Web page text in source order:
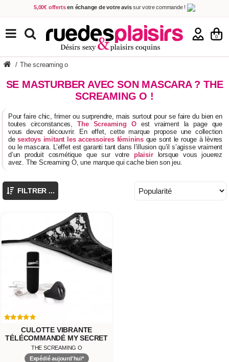
5,00€ offerts en échange de votre avissur votre commande !
Achetez aujourd'hui. Décidez quand payer !
Livraison en 48h
au prix de 2,90 € ! (Offerte dès 69,00€ d'achat)
0
TOUS NOS PRODUITS
/ The screaming o
SE MASTURBER AVEC SON MASCARA ? THE
SCREAMING O !
Pour faire chic, frimer ou surprendre, mais surtout pour se faire du bien en
toutes circonstances,The Screaming Oest vraiment la page que
vous devez découvrir. En effet, cette marque propose une collection
desextoys imitant les accessoires fémininsque sont le rouge à lèvres
ou le mascara. L’effet est garanti tant dans l’illusion qu’il s’agisse vraiment
d’un produit cosmétique que sur votre plaisirlorsque vous jouerez
avez. The Screaming O, une marque qui cache bien son jeu.
FILTRER ...
CULOTTE VIBRANTE
TÉLÉCOMMANDÉ MY SECRET
THE SCREAMING O
Expédié aujourd'hui*